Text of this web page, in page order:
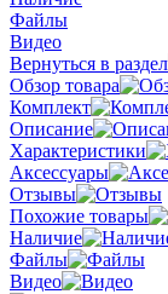
Файлы
Видео
Вернуться в раздел
Обзор товара
Комплект
Описание
Характеристики
Аксессуары
Отзывы
Похожие товары
Наличие
Файлы
Видео